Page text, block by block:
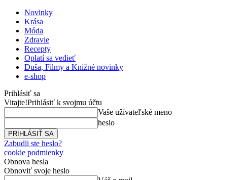
Novinky
Krása
Móda
Zdravie
Recepty
Oplatí sa vedieť
Duša, Filmy a Knižné novinky
e-shop
Prihlásiť sa
Vitajte!Prihlásiť k svojmu účtu
Vaše užívateľské meno
heslo
Zabudli ste heslo?
cookie podmienky
Obnova hesla
Obnoviť svoje heslo